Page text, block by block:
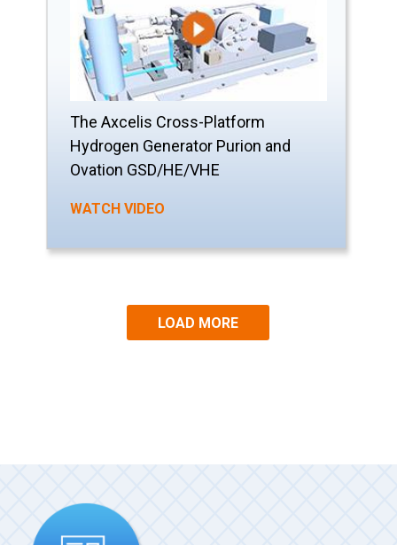
The Axcelis Cross-Platform
Hydrogen Generator Purion and
Ovation GSD/HE/VHE
WATCH VIDEO
LOAD MORE